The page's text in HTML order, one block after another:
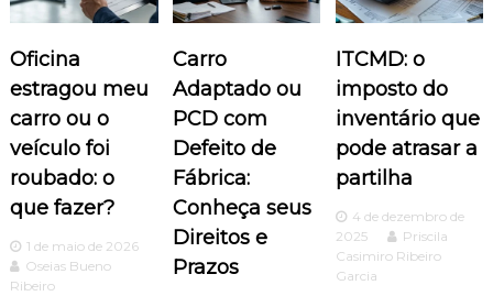
a
ç
ã
o
d
e
Oficina
estragou meu
carro ou o
veículo foi
roubado: o
que fazer?
1 de maio de 2026
Oseias Bueno
Ribeiro
Carro
Adaptado ou
PCD com
Defeito de
Fábrica:
Conheça seus
Direitos e
Prazos
ITCMD: o
imposto do
inventário que
pode atrasar a
partilha
4 de dezembro de
2025
Priscila
Casimiro Ribeiro
Garcia